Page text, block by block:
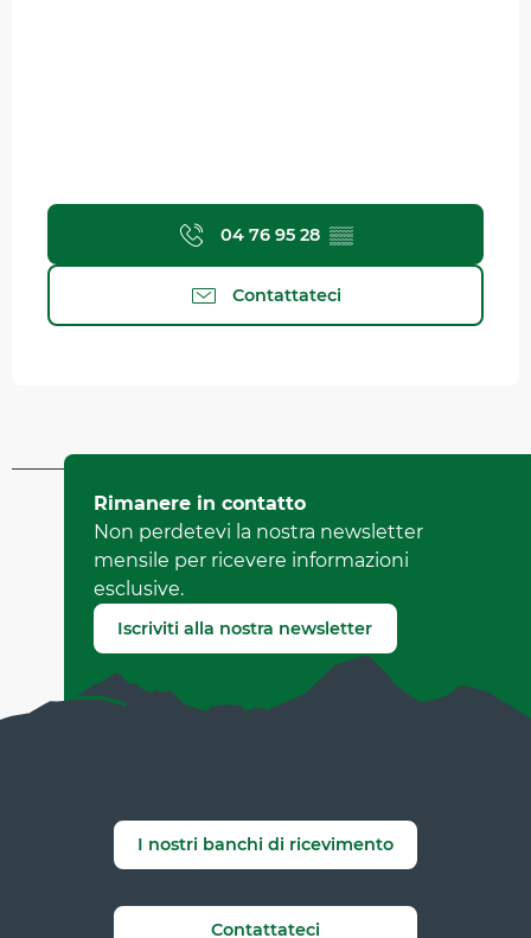
04 76 95 28 ▒▒
Contattateci
Aggiornato il 14 marzo 2025 A 14:35
da Office de Tourisme de Corrençon en Vercors
(Identificatore dell'offerta :487478)
Segnala un errore
Rimanere in contatto
Non perdetevi la nostra newsletter
mensile per ricevere informazioni
esclusive.
Iscriviti alla nostra newsletter
I nostri banchi di ricevimento
Contattateci